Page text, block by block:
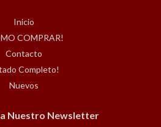
Inicio
COMPRAR!
Contacto
Completo!
Nuevos
Nuestro Newsletter